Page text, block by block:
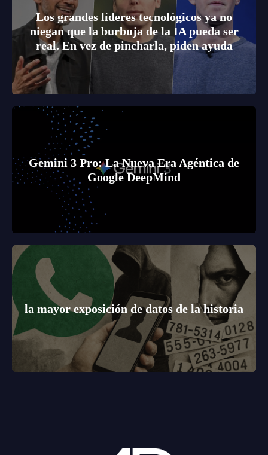
Los grandes líderes tecnológicos ya no
niegan que la burbuja de la IA pueda ser
real. En vez de pincharla, piden ayuda
Gemini 3 Pro: La Nueva Era Agéntica de
Google DeepMind
la mayor exposición de datos de la historia